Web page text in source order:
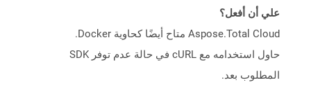
علي أن أفعل؟
Aspose.Total Cloud متاح أيضًا كحاوية Docker.
حاول استخدامه مع cURL في حالة عدم توفر SDK
المطلوب بعد.